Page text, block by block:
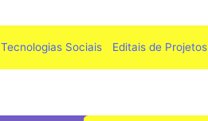
Tecnologias Sociais Editais de Projetos